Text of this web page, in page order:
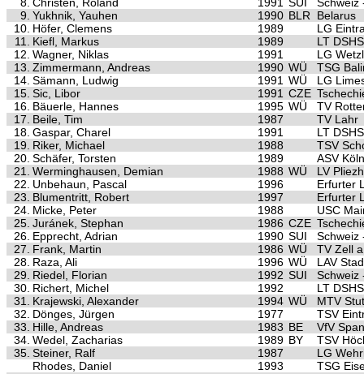
9. Yukhnik, Yauhen 1990 BLR
Belarus
10. Höfer, Clemens 1989
LG
11.
Kiefl, Markus 1989
LT
12. Wagner, Niklas 1991
LG
13. Zimmermann, Andreas 1990 WÜ
TSG
14. Sämann, Ludwig 1991 WÜ
LG
15. Sic, Libor 1991 CZE
16. Bäuerle, Hannes 1995 WÜ
TV
17. Beile, Tim 1987
TV Lahr
18. Gaspar, Charel 1991
LT
19. Riker, Michael 1988
TSV
20. Schäfer, Torsten 1989
ASV Köln
21.
Werminghausen, Demian 1988 WÜ
LV
22. Unbehaun, Pascal 1996
Erfurter
23. Blumentritt, Robert 1997
Erfurter
24. Micke, Peter 1988
USC
25. Juránek, Stephan 1986 CZE
26. Epprecht, Adrian 1990 SUI
Schweiz
27. Frank, Martin 1986 WÜ
TV Zell
28. Raza, Ali 1996 WÜ
LAV
29. Riedel, Florian 1992 SUI
Schweiz
30. Richert, Michel 1992
LT
31.
Krajewski, Alexander 1994 WÜ
MTV
32. Dönges, Jürgen 1977
TSV
33. Hille, Andreas 1983 BE
VfV
34. Wedel, Zacharias 1989 BY
TSV
35. Steiner, Ralf 1987
LG
Rhodes, Daniel
1993
TSG